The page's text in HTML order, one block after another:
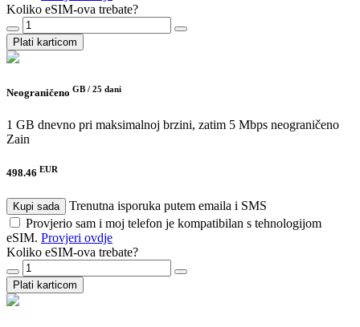
Koliko eSIM-ova trebate?
Plati karticom
Neograničeno GB / 25 dani
1 GB dnevno pri maksimalnoj brzini, zatim 5 Mbps neograničeno
Zain
498.46 EUR
Kupi sada
Trenutna isporuka putem emaila i SMS
Provjerio sam i moj telefon je kompatibilan s tehnologijom
eSIM. Provjeri ovdje
Koliko eSIM-ova trebate?
Plati karticom